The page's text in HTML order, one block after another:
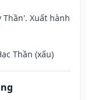
Xuất hành
Thần (xấu)